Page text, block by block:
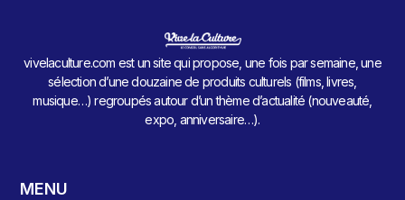
vivelaculture.com est un site qui propose, une fois par semaine, une
sélection d’une douzaine de produits culturels (films, livres,
musique…) regroupés autour d’un thème d’actualité (nouveauté,
expo, anniversaire…).
MENU